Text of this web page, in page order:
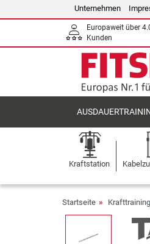
Unternehmen
Europaweit über
Kunden
Kraftstation
Startseite Krafttraining